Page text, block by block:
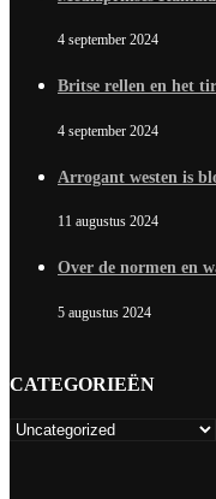
4 september 2024
Britse rellen en het
4 september 2024
Arrogant westen is
11 augustus 2024
Over de normen en
5 augustus 2024
CATEGORIEËN